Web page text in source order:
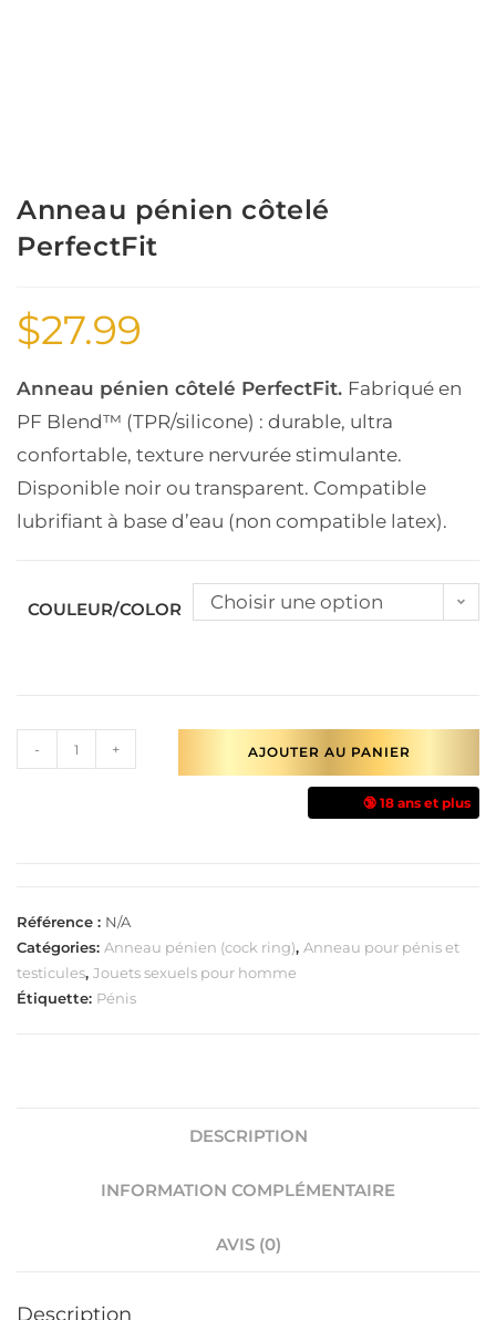
Anneau pénien côtelé
PerfectFit
$27.99
Anneau pénien côtelé PerfectFit. Fabriqué en
PF Blend™ (TPR/silicone) : durable, ultra
confortable, texture nervurée stimulante.
Disponible noir ou transparent. Compatible
lubrifiant à base d’eau (non compatible latex).
COULEUR/COLOR Choisir une option
- + AJOUTER AU PANIER
🔞 18 ans et plus
Référence : N/A
Catégories: Anneau pénien (cock ring), Anneau pour pénis et
testicules, Jouets sexuels pour homme
Étiquette: Pénis
DESCRIPTION
INFORMATION COMPLÉMENTAIRE
AVIS (0)
Description